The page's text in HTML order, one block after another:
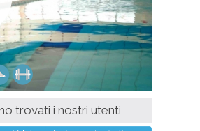
trovati i nostri utenti